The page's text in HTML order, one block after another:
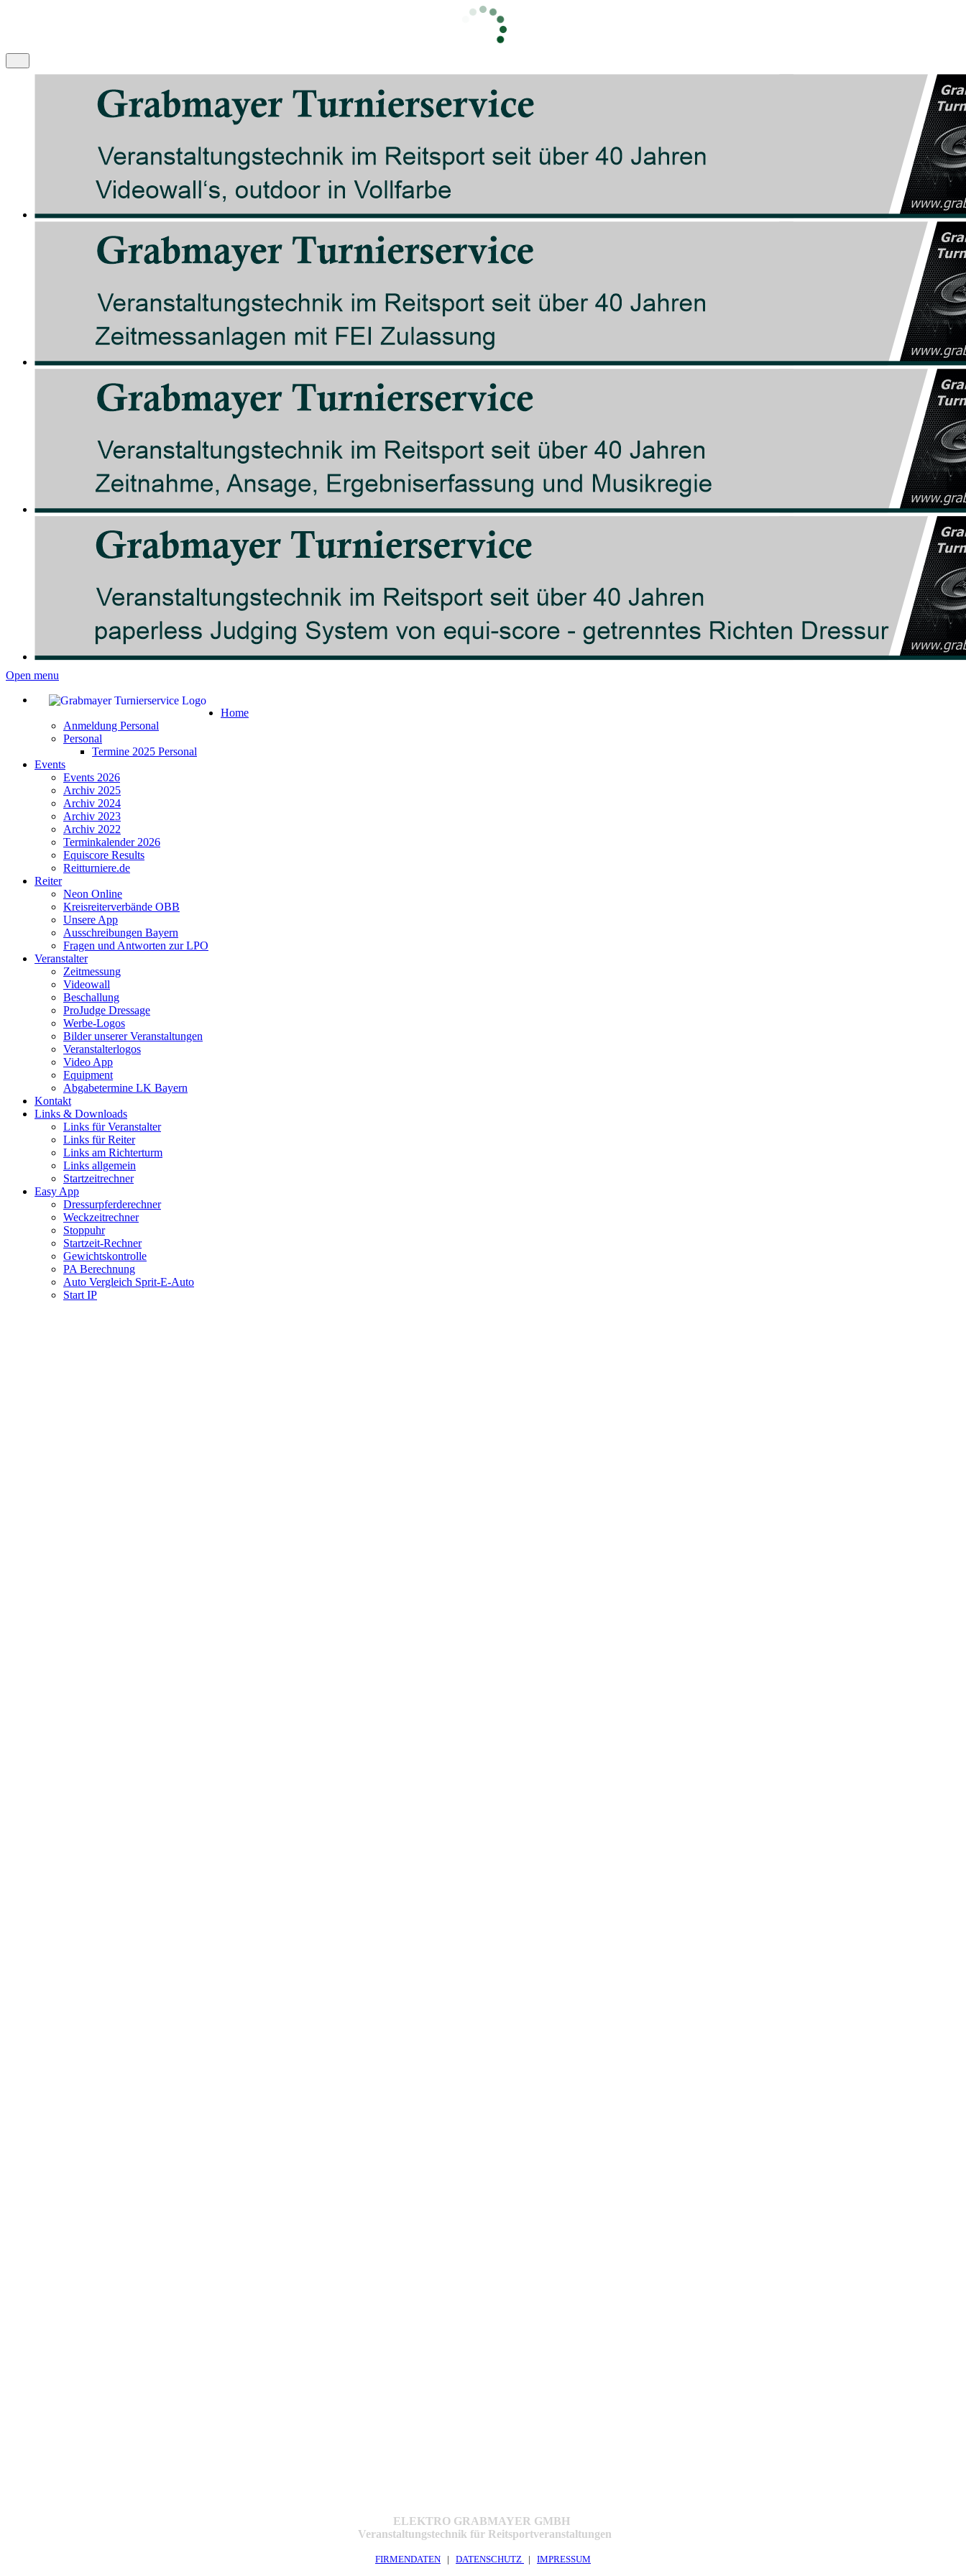
Open menu
Home
Anmeldung Personal
Personal
Termine 2025 Personal
Events
Events 2026
Archiv 2025
Archiv 2024
Archiv 2023
Archiv 2022
Terminkalender 2026
Equiscore Results
Reitturniere.de
Reiter
Neon Online
Kreisreiterverbände OBB
Unsere App
Ausschreibungen Bayern
Fragen und Antworten zur LPO
Veranstalter
Zeitmessung
Videowall
Beschallung
ProJudge Dressage
Werbe-Logos
Bilder unserer Veranstaltungen
Veranstalterlogos
Video App
Equipment
Abgabetermine LK Bayern
Kontakt
Links & Downloads
Links für Veranstalter
Links für Reiter
Links am Richterturm
Links allgemein
Startzeitrechner
Easy App
Dressurpferderechner
Weckzeitrechner
Stoppuhr
Startzeit-Rechner
Gewichtskontrolle
PA Berechnung
Auto Vergleich Sprit-E-Auto
Start IP
ELEKTRO GRABMAYER GMBH
Veranstaltungstechnik für Reitsportveranstaltungen
FIRMENDATEN | DATENSCHUTZ | IMPRESSUM